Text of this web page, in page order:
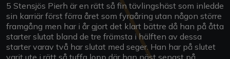
5 Stensjös Pierh är en rätt så fin tävlingshäst som inledde
sin karriär först förra året som fyraåring utan någon större
framgång men har i år gjort det klart bättre då han på åtta
starter slutat bland de tre främsta i hälften av dessa
starter varav två har slutat med seger. Han har på slutet
varit ute i rätt så tuffa lopp där han näst senast på